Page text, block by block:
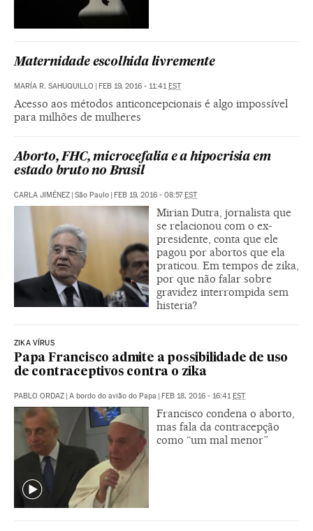
Maternidade escolhida livremente
MARÍA R. SAHUQUILLO FEB 19, 2016 - 11:41 EST
Acesso aos métodos anticoncepcionais é algo impossível
para milhões de mulheres
Aborto, FHC, microcefalia e a hipocrisia em
estado bruto no Brasil
CARLA JIMÉNEZ São Paulo FEB 19, 2016 - 08:57 EST
Mirian Dutra, jornalista que
se relacionou com o ex-
presidente, conta que ele
pagou por abortos que ela
praticou. Em tempos de zika,
por que não falar sobre
gravidez interrompida sem
histeria?
ZIKA VÍRUS
Papa Francisco admite a possibilidade de uso
de contraceptivos contra o zika
PABLO ORDAZ A bordo do avião do Papa FEB 18, 2016 - 16:41 EST
Francisco condena o aborto,
mas fala da contracepção
como “um mal menor”